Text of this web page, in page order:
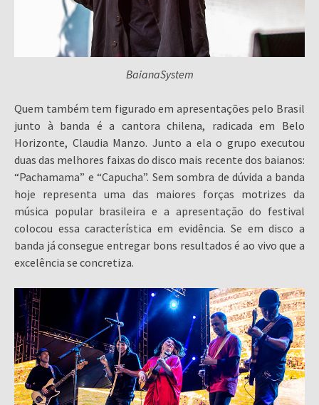
BaianaSystem
Quem também tem figurado em apresentações pelo Brasil
junto à banda é a cantora chilena, radicada em Belo
Horizonte, Claudia Manzo. Junto a ela o grupo executou
duas das melhores faixas do disco mais recente dos baianos:
“Pachamama” e “Capucha”. Sem sombra de dúvida a banda
hoje representa uma das maiores forças motrizes da
música popular brasileira e a apresentação do festival
colocou essa característica em evidência. Se em disco a
banda já consegue entregar bons resultados é ao vivo que a
excelência se concretiza.